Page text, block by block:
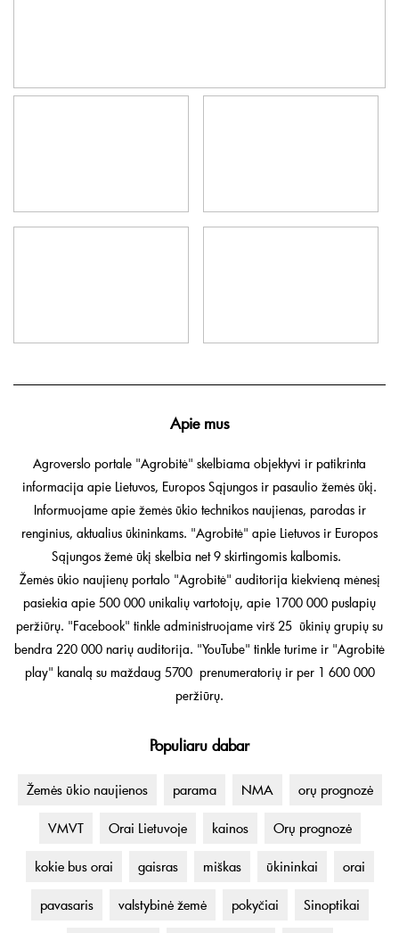
Apie mus
Agroverslo portale "Agrobitė" skelbiama objektyvi ir patikrinta
informacija apie Lietuvos, Europos Sąjungos ir pasaulio žemės ūkį.
Informuojame apie žemės ūkio technikos naujienas, parodas ir
renginius, aktualius ūkininkams. "Agrobitė" apie Lietuvos ir Europos
Sąjungos žemė ūkį skelbia net 9 skirtingomis kalbomis.
Žemės ūkio naujienų portalo "Agrobitė" auditorija kiekvieną mėnesį
pasiekia apie 500 000 unikalių vartotojų, apie 1700 000 puslapių
peržiūrų. "Facebook" tinkle administruojame virš 25 ūkinių grupių su
bendra 220 000 narių auditorija. "YouTube" tinkle turime ir "Agrobitė
play" kanalą su maždaug 5700 prenumeratorių ir per 1 600 000
peržiūrų.
Populiaru dabar
Žemės ūkio naujienos parama NMA orų prognozė
VMVT Orai Lietuvoje kainos Orų prognozė
kokie bus orai gaisras miškas ūkininkai orai
pavasaris valstybinė žemė pokyčiai Sinoptikai